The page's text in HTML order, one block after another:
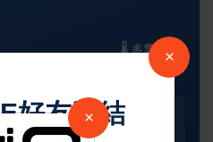
🌡️ 多雲時晴 ›
星期三 星期四
×
好友連結
×